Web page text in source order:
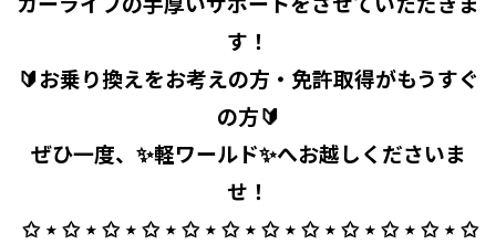
す！
🔰お乗り換えをお考えの方・免許取得がもうすぐ
の方🔰
ぜひ一度、✨軽ワールド✨へお越しくださいま
せ！
⁡ ✩ ⋆ ✩ ⋆ ✩ ⋆ ✩ ⋆ ✩ ⋆ ✩ ⋆ ✩ ⋆ ✩ ⋆ ✩ ⋆ ✩ ⋆ ✩ ⋆ ✩